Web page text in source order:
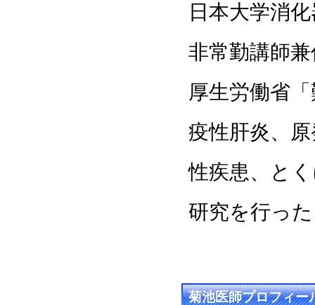
日本大学消
非常勤講師
厚生労働省
疫性肝炎、
性疾患、と
研究を行っ
菊池医師プロフィー